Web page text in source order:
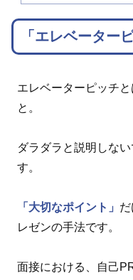
「エレベーター
エレベーターピッチ
と。
ダラダラと説明しな
す。
「大切なポイント」
レゼンの手法です。
面接における、自己